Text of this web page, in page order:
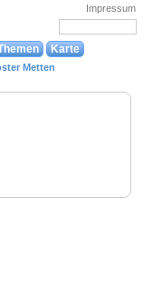
Impressum
Karte
Metten